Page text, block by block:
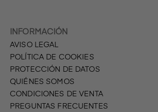
INFORMACIÓN
AVISO LEGAL
POLÍTICA DE COOKIES
PROTECCIÓN DE DATOS
QUIÉNES SOMOS
CONDICIONES DE VENTA
PREGUNTAS FRECUENTES